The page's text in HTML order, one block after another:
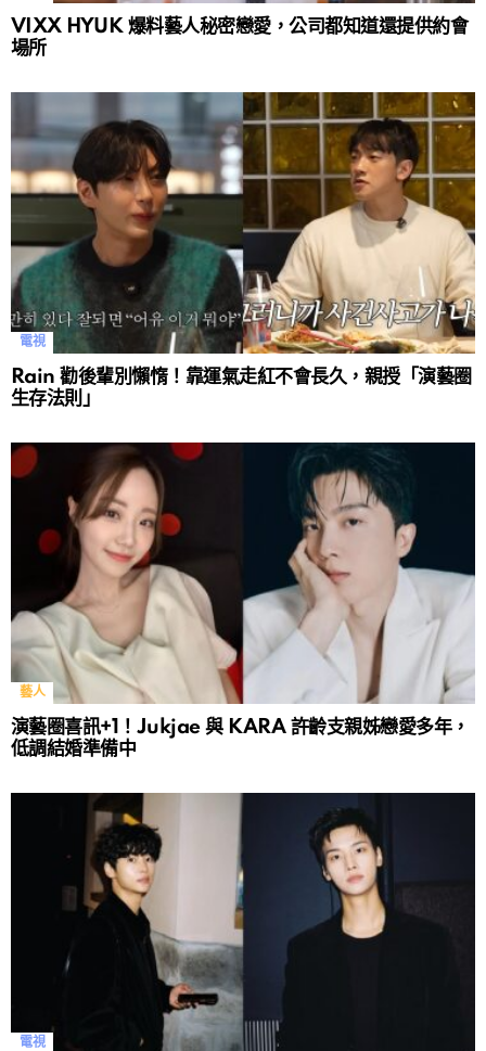
VIXX HYUK 爆料藝人秘密戀愛，公司都知道還提供約會
場所
電視
Rain 勸後輩別懶惰！靠運氣走紅不會長久，親授「演藝圈
生存法則」
藝人
演藝圈喜訊+1！Jukjae 與 KARA 許齡支親姊戀愛多年，
低調結婚準備中
電視